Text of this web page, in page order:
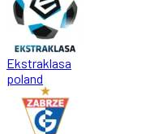
Ekstraklasa
poland